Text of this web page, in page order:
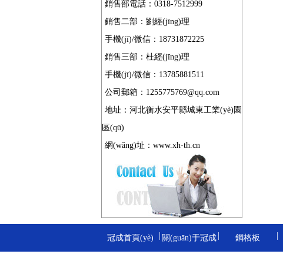
銷售部電話：0318-7512999
銷售二部：劉經(jīng)理
手機(jī)/微信：18731872225
銷售三部：杜經(jīng)理
手機(jī)/微信：13785881511
公司郵箱：1255775769@qq.com
地址：河北衡水安平縣城東工業(yè)園
區(qū)
網(wǎng)址： www.xh-th.cn
冠成首頁(yè) 關(guān)于冠成 鋼格板